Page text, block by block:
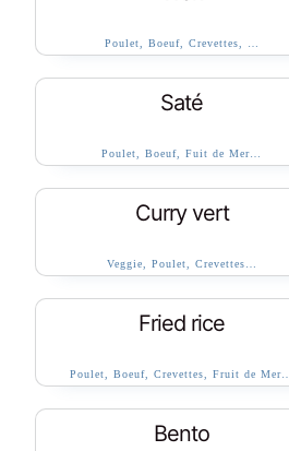
Poulet, Boeuf, Crevettes, …
Saté
Poulet, Boeuf, Fuit de Mer…
Curry vert
Veggie, Poulet, Crevettes…
Fried rice
Poulet, Boeuf, Crevettes, Fruit de Mer…
Bento